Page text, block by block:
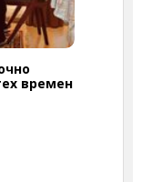
времен